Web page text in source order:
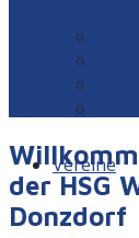
Vereine
der HSG
Donzdorf